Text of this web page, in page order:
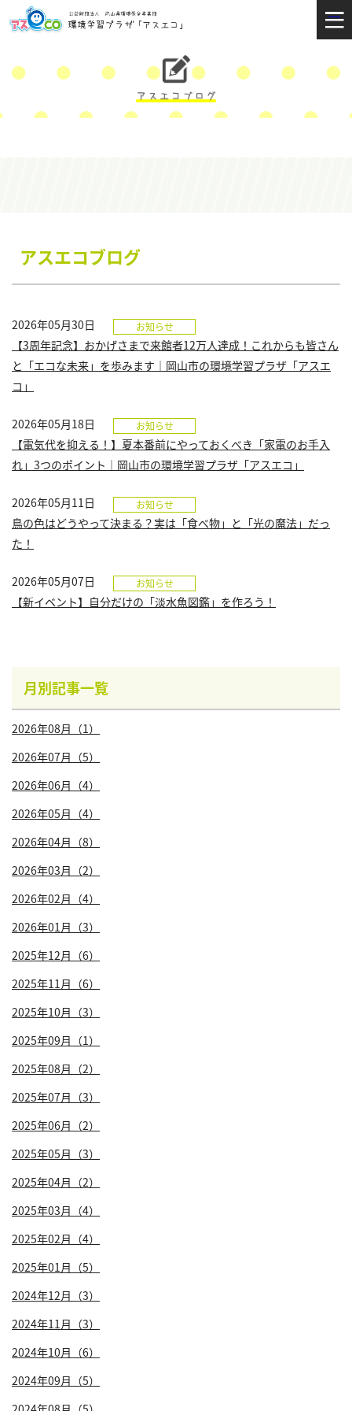
アスエコブログ
2026年05月30日 お知らせ
【3周年記念】おかげさまで来館者12万人達成！これからも皆さん
と「エコな未来」を歩みます｜岡山市の環境学習プラザ「アスエ
コ」
2026年05月18日 お知らせ
【電気代を抑える！】夏本番前にやっておくべき「家電のお手入
れ」3つのポイント｜岡山市の環境学習プラザ「アスエコ」
2026年05月11日 お知らせ
鳥の色はどうやって決まる？実は「食べ物」と「光の魔法」だっ
た！
2026年05月07日 お知らせ
【新イベント】自分だけの「淡水魚図鑑」を作ろう！
月別記事一覧
2026年08月（1）
2026年07月（5）
2026年06月（4）
2026年05月（4）
2026年04月（8）
2026年03月（2）
2026年02月（4）
2026年01月（3）
2025年12月（6）
2025年11月（6）
2025年10月（3）
2025年09月（1）
2025年08月（2）
2025年07月（3）
2025年06月（2）
2025年05月（3）
2025年04月（2）
2025年03月（4）
2025年02月（4）
2025年01月（5）
2024年12月（3）
2024年11月（3）
2024年10月（6）
2024年09月（5）